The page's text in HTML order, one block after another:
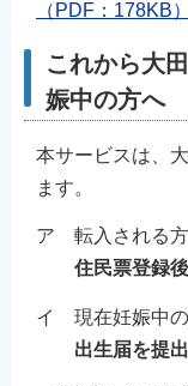
（PDF：178KB）
これから大
娠中の方へ
本サービスは、
ます。
ア 転入される方
住民票登録後
イ 現在妊娠中
出生届を提出